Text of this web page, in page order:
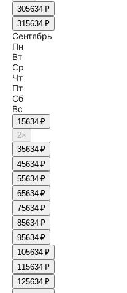
305634 ₽
315634 ₽
Сентябрь
Пн
Вт
Ср
Чт
Пт
Сб
Вс
15634 ₽
2×
35634 ₽
45634 ₽
55634 ₽
65634 ₽
75634 ₽
85634 ₽
95634 ₽
105634 ₽
115634 ₽
125634 ₽